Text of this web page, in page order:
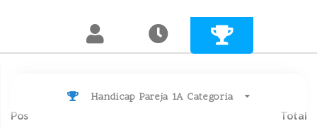
Handicap Pareja 1A Categoria
Pos Total